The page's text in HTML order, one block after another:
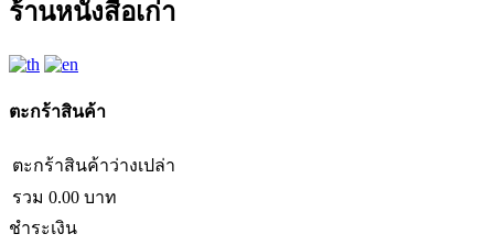
ร้านหนังสือเก่า
ตะกร้าสินค้า
ตะกร้าสินค้าว่างเปล่า
รวม 0.00 บาท
ชำระเงิน